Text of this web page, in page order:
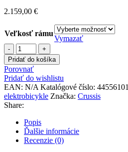
2.159,00 €
Veľkosť rámu
Vymazať
množstvo
e-
Savela
7.11
Pridať do košíka
Porovnať
Pridať do wishlistu
EAN: N/A Katalógové číslo: 44556101
elektrobicykle Značka: Crussis
Share:
Popis
Ďalšie informácie
Recenzie (0)